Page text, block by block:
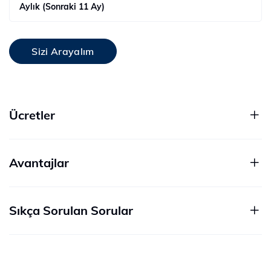
Aylık (Sonraki 11 Ay)
Sizi Arayalım
Ücretler
Avantajlar
Sıkça Sorulan Sorular